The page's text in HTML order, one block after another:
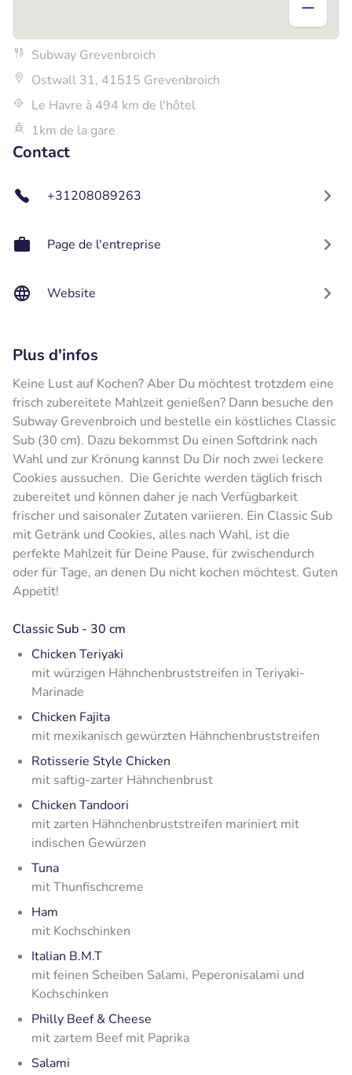
Subway Grevenbroich
Ostwall 31, 41515 Grevenbroich
Le Havre à 494 km de l'hôtel
1km de la gare
Contact
+31208089263
Page de l'entreprise
Website
Plus d'infos
Keine Lust auf Kochen? Aber Du möchtest trotzdem eine
frisch zubereitete Mahlzeit genießen? Dann besuche den
Subway Grevenbroich und bestelle ein köstliches Classic
Sub (30 cm). Dazu bekommst Du einen Softdrink nach
Wahl und zur Krönung kannst Du Dir noch zwei leckere
Cookies aussuchen. Die Gerichte werden täglich frisch
zubereitet und können daher je nach Verfügbarkeit
frischer und saisonaler Zutaten variieren. Ein Classic Sub
mit Getränk und Cookies, alles nach Wahl, ist die
perfekte Mahlzeit für Deine Pause, für zwischendurch
oder für Tage, an denen Du nicht kochen möchtest. Guten
Appetit!
Classic Sub - 30 cm
Chicken Teriyaki
mit würzigen Hähnchenbruststreifen in Teriyaki-
Marinade
Chicken Fajita
mit mexikanisch gewürzten Hähnchenbruststreifen
Rotisserie Style Chicken
mit saftig-zarter Hähnchenbrust
Chicken Tandoori
mit zarten Hähnchenbruststreifen mariniert mit
indischen Gewürzen
Tuna
mit Thunfischcreme
Ham
mit Kochschinken
Italian B.M.T
mit feinen Scheiben Salami, Peperonisalami und
Kochschinken
Philly Beef & Cheese
mit zartem Beef mit Paprika
Salami